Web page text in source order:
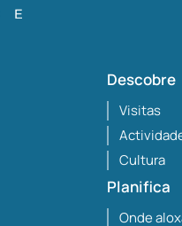
Descobre
Visitas
Cultura
Planifica
Onde